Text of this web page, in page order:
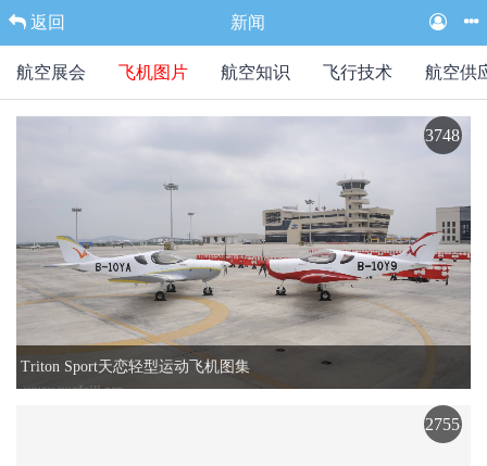
返回 新闻
航空展会 飞机图片 航空知识 飞行技术 航空供
Triton Sport天恋轻型运动飞机图集
3748
2755